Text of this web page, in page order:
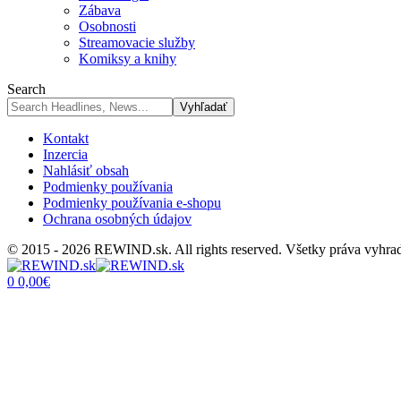
Zábava
Osobnosti
Streamovacie služby
Komiksy a knihy
Search
Kontakt
Inzercia
Nahlásiť obsah
Podmienky používania
Podmienky používania e-shopu
Ochrana osobných údajov
© 2015 - 2026 REWIND.sk. All rights reserved. Všetky práva
0 0,00€